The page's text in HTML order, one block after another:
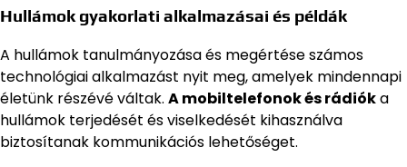
Hullámok gyakorlati alkalmazásai és példák
A hullámok tanulmányozása és megértése számos
technológiai alkalmazást nyit meg, amelyek mindennapi
életünk részévé váltak. A mobiltelefonok és rádióka
hullámok terjedését és viselkedését kihasználva
biztosítanak kommunikációs lehetőséget.